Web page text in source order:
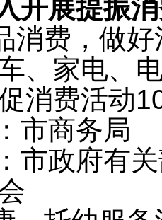
开展提振
消费，做
、家电、
消费活动
市商务局
市政府有